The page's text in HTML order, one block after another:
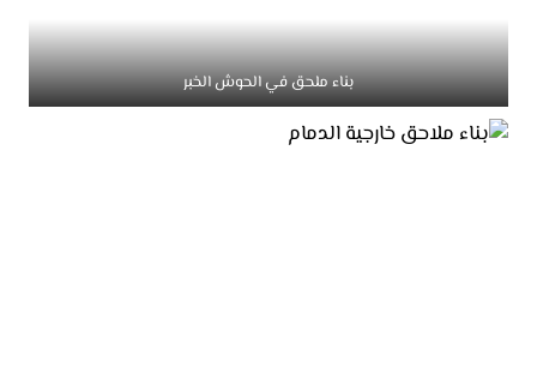
بناء ملحق في الحوش الخبر